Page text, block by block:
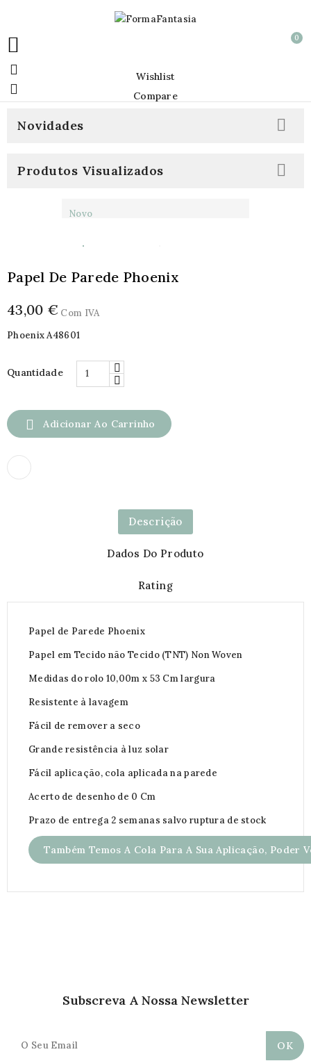
 0
 Wishlist
 Compare
Novidades 
Produtos Visualizados 
Novo
Papel De Parede Phoenix
43,00 € Com IVA
Phoenix A48601
Quantidade
 Adicionar Ao Carrinho
Descrição
Dados Do Produto
Rating
Papel de Parede Phoenix
Papel em Tecido não Tecido (TNT) Non Woven
Medidas do rolo 10,00m x 53 Cm largura
Resistente à lavagem
Fácil de remover a seco
Grande resistência à luz solar
Fácil aplicação, cola aplicada na parede
Acerto de desenho de 0 Cm
Prazo de entrega 2 semanas salvo ruptura de stock
Também Temos A Cola Para A Sua Aplicação, Poder
Subscreva A Nossa Newsletter